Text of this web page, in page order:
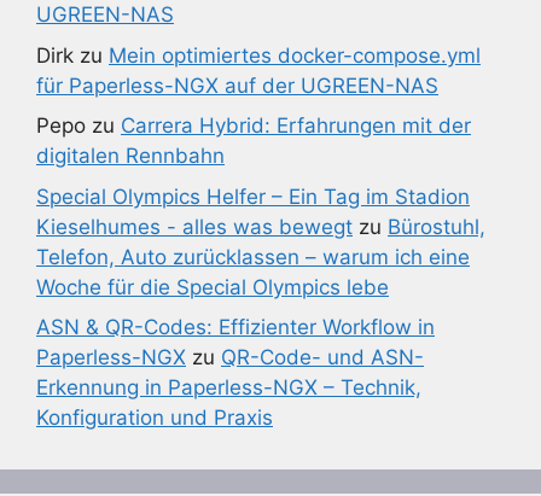
UGREEN-NAS
Dirk zu Mein optimiertes docker-compose.yml
für Paperless-NGX auf der UGREEN-NAS
Pepo zu Carrera Hybrid: Erfahrungen mit der
digitalen Rennbahn
Special Olympics Helfer – Ein Tag im Stadion
Kieselhumes - alles was bewegt zu Bürostuhl,
Telefon, Auto zurücklassen – warum ich eine
Woche für die Special Olympics lebe
ASN & QR-Codes: Effizienter Workflow in
Paperless-NGX zu QR-Code- und ASN-
Erkennung in Paperless-NGX – Technik,
Konfiguration und Praxis